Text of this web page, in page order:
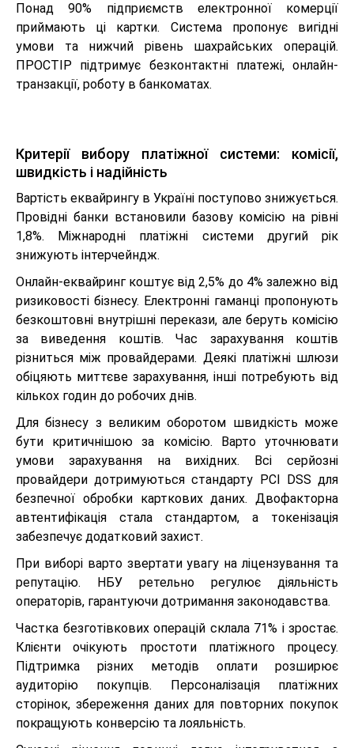
Понад 90% підприємств електронної комерції
приймають ці картки. Система пропонує вигідні
умови та нижчий рівень шахрайських операцій.
ПРОСТІР підтримує безконтактні платежі, онлайн-
транзакції, роботу в банкоматах.
Критерії вибору платіжної системи: комісії,
швидкість і надійність
Вартість еквайрингу в Україні поступово знижується.
Провідні банки встановили базову комісію на рівні
1,8%. Міжнародні платіжні системи другий рік
знижують інтерчейндж.
Онлайн-еквайринг коштує від 2,5% до 4% залежно від
ризиковості бізнесу. Електронні гаманці пропонують
безкоштовні внутрішні перекази, але беруть комісію
за виведення коштів. Час зарахування коштів
різниться між провайдерами. Деякі платіжні шлюзи
обіцяють миттєве зарахування, інші потребують від
кількох годин до робочих днів.
Для бізнесу з великим оборотом швидкість може
бути критичнішою за комісію. Варто уточнювати
умови зарахування на вихідних. Всі серйозні
провайдери дотримуються стандарту PCI DSS для
безпечної обробки карткових даних. Двофакторна
автентифікація стала стандартом, а токенізація
забезпечує додатковий захист.
При виборі варто звертати увагу на ліцензування та
репутацію. НБУ ретельно регулює діяльність
операторів, гарантуючи дотримання законодавства.
Частка безготівкових операцій склала 71% і зростає.
Клієнти очікують простоти платіжного процесу.
Підтримка різних методів оплати розширює
аудиторію покупців. Персоналізація платіжних
сторінок, збереження даних для повторних покупок
покращують конверсію та лояльність.